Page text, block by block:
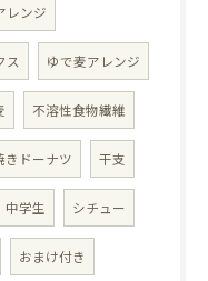
レンジ
ス ゆで麦アレンジ
不溶性食物繊維
きドーナツ 干支
中学生 シチュー
おまけ付き